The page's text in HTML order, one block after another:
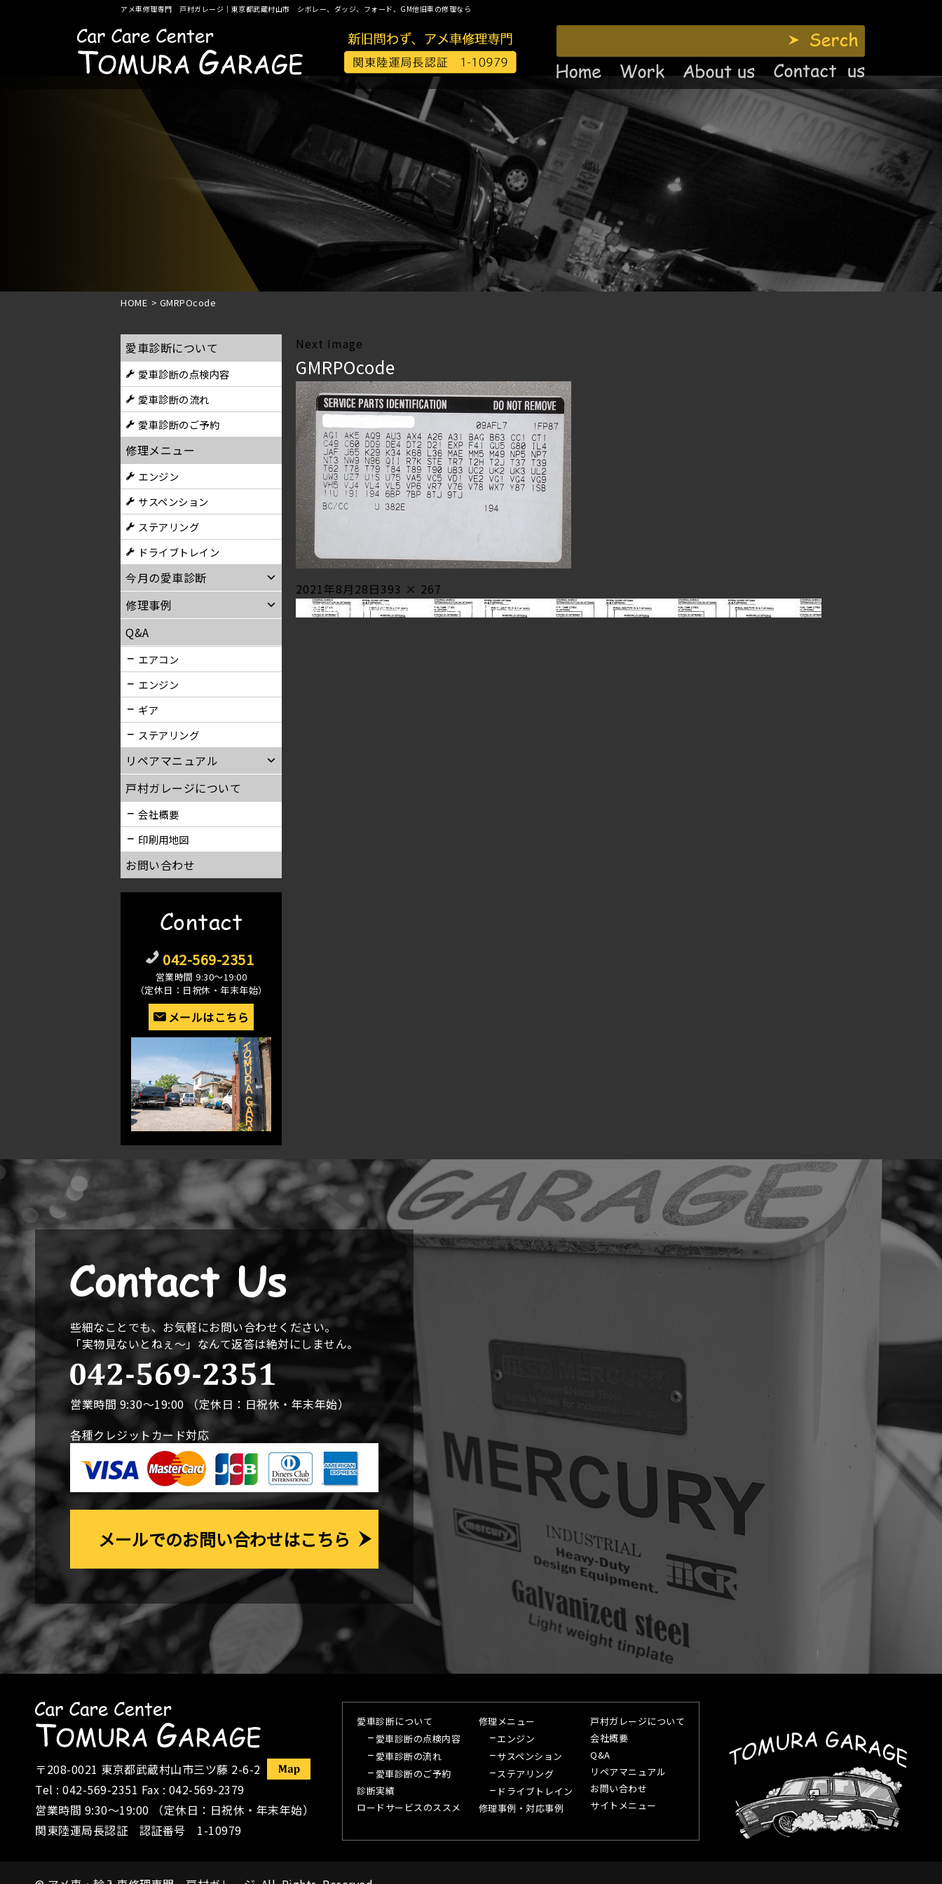
アメ車修理専門 戸村ガレージ｜東京都武蔵村山市 シボレー、ダッジ、フォード、GM他旧車の修理なら
HOME > GMRPOcode
Next Image
GMRPOcode
Posted
2021年8月28日 Full
size
393 × 267
投
Published inGM シボレー アメ車 ＲＰＯナンバー
愛車診断について
愛車診断の点検内容
愛車診断の流れ
愛車診断のご予約
修理メニュー
エンジン
サスペンション
ステアリング
ドライブトレイン
今月の愛車診断
修理事例
Q&A
エアコン
エンジン
ギア
ステアリング
リペアマニュアル
戸村ガレージについて
会社概要
印刷用地図
お問い合わせ
Contact
042-569-2351
営業時間 9:30〜19:00
（定休日：日祝休・年末年始）
メールはこちら
些細なことでも、お気軽にお問い合わせください。
「実物見ないとねぇ〜」なんて返答は絶対にしません。
営業時間 9:30〜19:00 （定休日：日祝休・年末年始）
各種クレジットカード対応
メールでのお問い合わせはこちら
〒208-0021 東京都武蔵村山市三ツ藤 2-6-2
Tel : 042-569-2351 Fax : 042-569-2379
営業時間 9:30〜19:00 （定休日：日祝休・年末年始）
関東陸運局長認証 認証番号 1-10979
愛車診断について
愛車診断の点検内容
愛車診断の流れ
愛車診断のご予約
診断実績
ロードサービスのススメ
修理メニュー
エンジン
サスペンション
ステアリング
ドライブトレイン
修理事例・対応事例
戸村ガレージについて
会社概要
Q&A
リペアマニュアル
お問い合わせ
サイトメニュー